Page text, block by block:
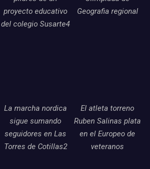
proyecto educativo
del colegio Susarte4
Geografia regional
La marcha nordica
sigue sumando
seguidores en Las
Torres de Cotillas2
El atleta torreno
Ruben Salinas plata
en el Europeo de
veteranos